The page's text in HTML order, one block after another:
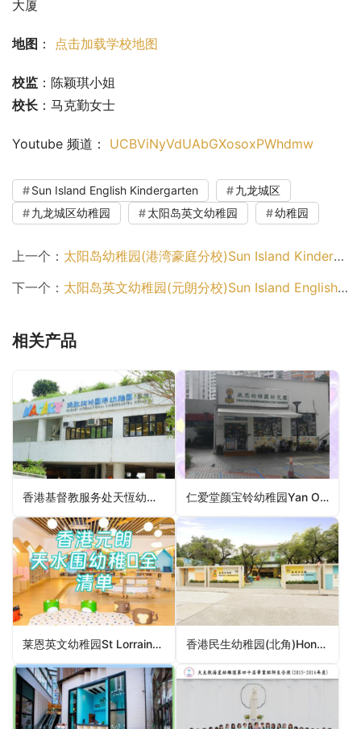
大厦
地图 ： 点击加载学校地图
校监 ：陈颖琪小姐
校长 ：马克勤女士
Youtube 频道： UCBViNyVdUAbGXosoxPWhdmw
Sun Island English Kindergarten
九龙城区
九龙城区幼稚园
太阳岛英文幼稚园 幼稚园
上一个： 太阳岛幼稚园(港湾豪庭分校)Sun Island Kindergarten (Metro Harbour Branch)（油尖旺区幼稚园）
下一个： 太阳岛英文幼稚园(元朗分校)Sun Island English Kindergarten (Yuen Long Branch)（元朗区幼稚园）
相关产品
香港基督教服务处天恆幼儿学校HKCS Tin Heng Nursery School（元朗区幼稚园） 仁爱堂颜宝铃幼稚园Yan Oi Tong Ngan Po Ling Kindergarten（屯门区幼稚园）
莱恩英文幼稚园St Lorraine English Kindergarten（元朗区幼稚园） 香港民生幼稚园(北角)Hong Kong Man Sang Kindergarten (North Point)（东区幼稚园）